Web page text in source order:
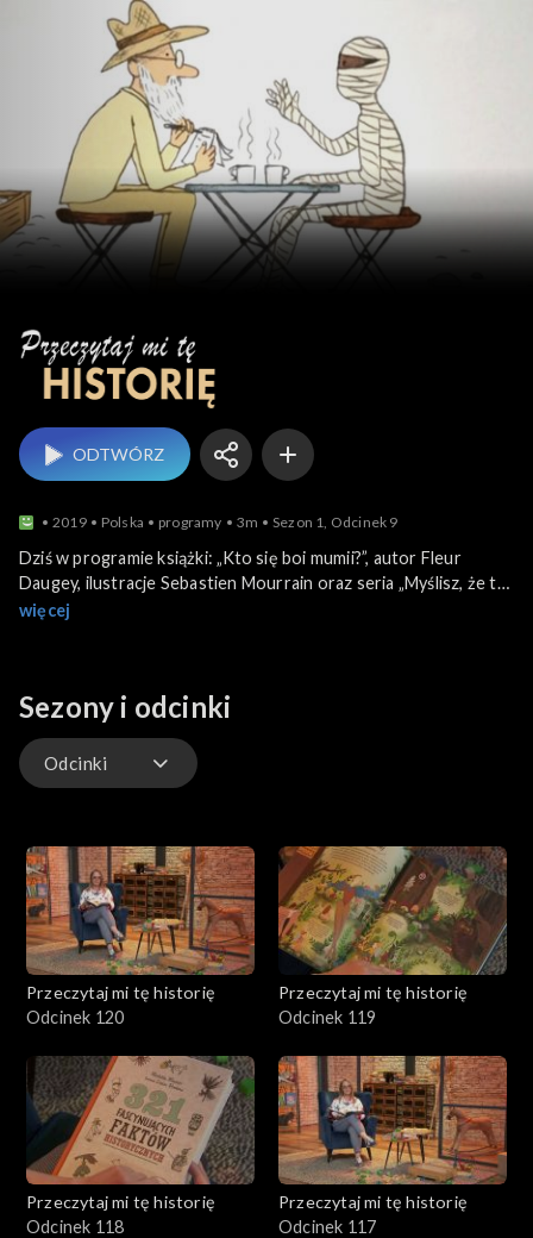
ODTWÓRZ
2019 Polska programy 3m Sezon 1, Odcinek 9
Dziś w programie książki: „Kto się boi mumii?”, autor Fleur
Daugey, ilustracje Sebastien Mourrain oraz seria „Myślisz, że tak
Ci źle?”, autor Chae Strathie, ilustracje Marisa Morea.
więcej
Sezony i odcinki
Odcinki
Przeczytaj mi tę historię
Odcinek 120
Przeczytaj mi tę historię
Odcinek 119
Przeczytaj mi tę historię
Odcinek 118
Przeczytaj mi tę historię
Odcinek 117